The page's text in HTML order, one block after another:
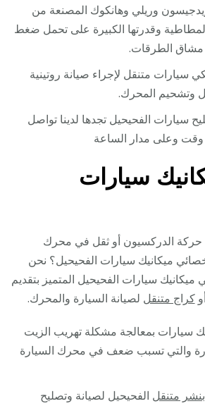
وريلي وهانكوك المصنعة من
وقدرتها الكبيرة على تحمل ضغط
مشاق الطرقات.
سيارات متنقل لإجراء صيانة روتينية
وتشحيم المحرك.
سيارات الفحيحيل تجدها لدينا تواصل
وقت وعلى مدار الساعة
سيارات
الدركسيون أو ثقل في محرك
ميكانيك سيارات الفحيحيل؟ نحن
سيارات الفحيحيل المتميز بتقديم
كراج متنقل لصيانة السيارة والمحرك.
سيارات بمعالجة مشكلة تهريب الزيت
والتي تسبب ضعف في محرك السيارة
بنشر متنقل الفحيحيل لصيانة وتصليح